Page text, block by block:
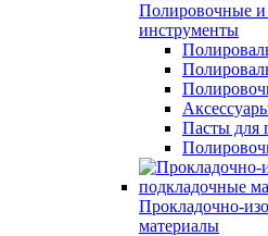
Полировочные
инструменты
Пасты для
Прокладочно-
материалы